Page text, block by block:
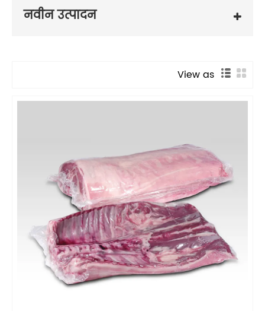
नवीन उत्पादन
View as